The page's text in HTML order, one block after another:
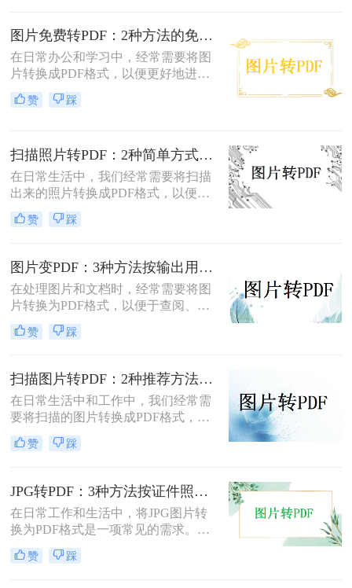
介绍四种将扫描图片转换成PDF的方
法。
图片免费转PDF：2种方法的免费额度、水印和画质对比！
在日常办公和学习中，经常需要将图
片转换成PDF格式，以便更好地进行
分享、打印或存档。那么如何把图片
转换成pdf格式免费呢？本文将介绍两
赞 踩
扫描照片转PDF：2种简单方式在身份证和合同上的操作差异！
在日常生活中，我们经常需要将扫描
出来的照片转换成PDF格式，以便于
分享、存储和管理。那么扫描出来的
照片怎么转成pdf呢？本文将介绍两种
赞 踩
图片变PDF：3种方法按输出用途（打印/存档/分享）选！
在处理图片和文档时，经常需要将图
片转换为PDF格式，以便于查阅、分
享或存档。那么如何把图片变成pdf
呢？本文将介绍三种常用的图片转
赞 踩
扫描图片转PDF：2种推荐方法的清晰度调优和文件压缩！
在日常生活中和工作中，我们经常需
要将扫描的图片转换成PDF格式，以
便于文档的管理、共享和打印。那么
扫描图片怎么转换成pdf呢？本文将介
方法。
赞 踩
JPG转PDF：3种方法按证件照、截图和风景照分别推荐！
在日常工作和生活中，将JPG图片转
换为PDF格式是一项常见的需求。
PDF格式具有跨平台兼容性、易于阅
读和保护隐私等优点，因此广泛应用
赞 踩